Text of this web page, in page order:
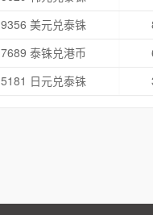
9356 美元兑泰铢
7689 泰铢兑港币
5181 日元兑泰铢